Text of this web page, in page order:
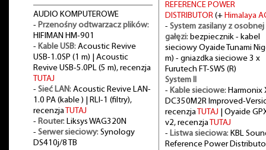
AUDIO KOMPUTEROWE
- Przenośny odtwarzacz plików:
HIFIMAN HM-901
- Kable USB: Acoustic Revive
USB-1.0SP (1 m) | Acoustic
Revive USB-5.0PL (5 m), recenzja
TUTAJ
- Sieć LAN: Acoustic Revive LAN-
1.0 PA (kable ) | RLI-1 (filtry),
recenzja TUTAJ
- Router: Liksys WAG320N
- Serwer sieciowy: Synology
DS410j/8 TB
REFERENCE POWER
DISTRIBUTOR(+ Himalaya
- System zasilany z osobnej
gałęzi: bezpiecznik - kabel
sieciowy Oyaide Tunami
m) - gniazdka sieciowe 3 x
Furutech FT-SWS (R)
System II
- Kable sieciowe: Harmonix
DC350M2R Improved-
recenzja TUTAJ | Oyaide
v2, recenzja TUTAJ
- Listwa sieciowa: KBL
Reference Power